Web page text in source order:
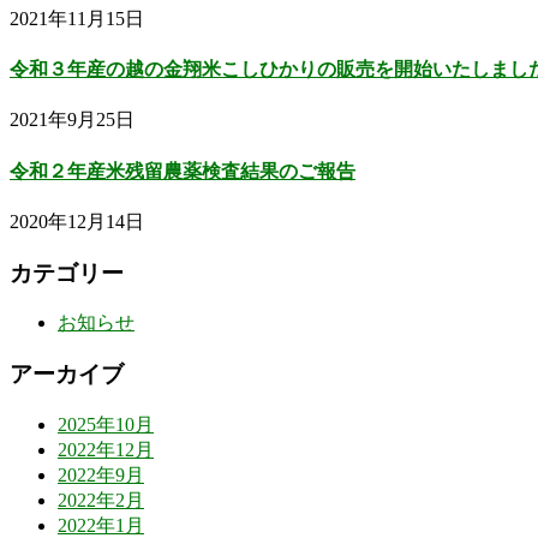
2021年11月15日
令和３年産の越の金翔米こしひかりの販売を開始いたしまし
2021年9月25日
令和２年産米残留農薬検査結果のご報告
2020年12月14日
カテゴリー
お知らせ
アーカイブ
2025年10月
2022年12月
2022年9月
2022年2月
2022年1月